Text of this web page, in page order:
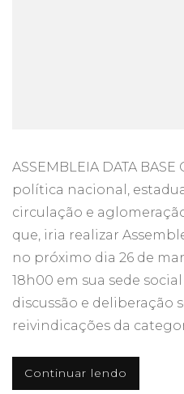
ASSEMBLEIA DATA
política nacional,
circulação e
que, iria realizar
no próximo dia 26 de
18h00 em sua sede
discussão e deliberação
reivindicações da
Continuar lendo